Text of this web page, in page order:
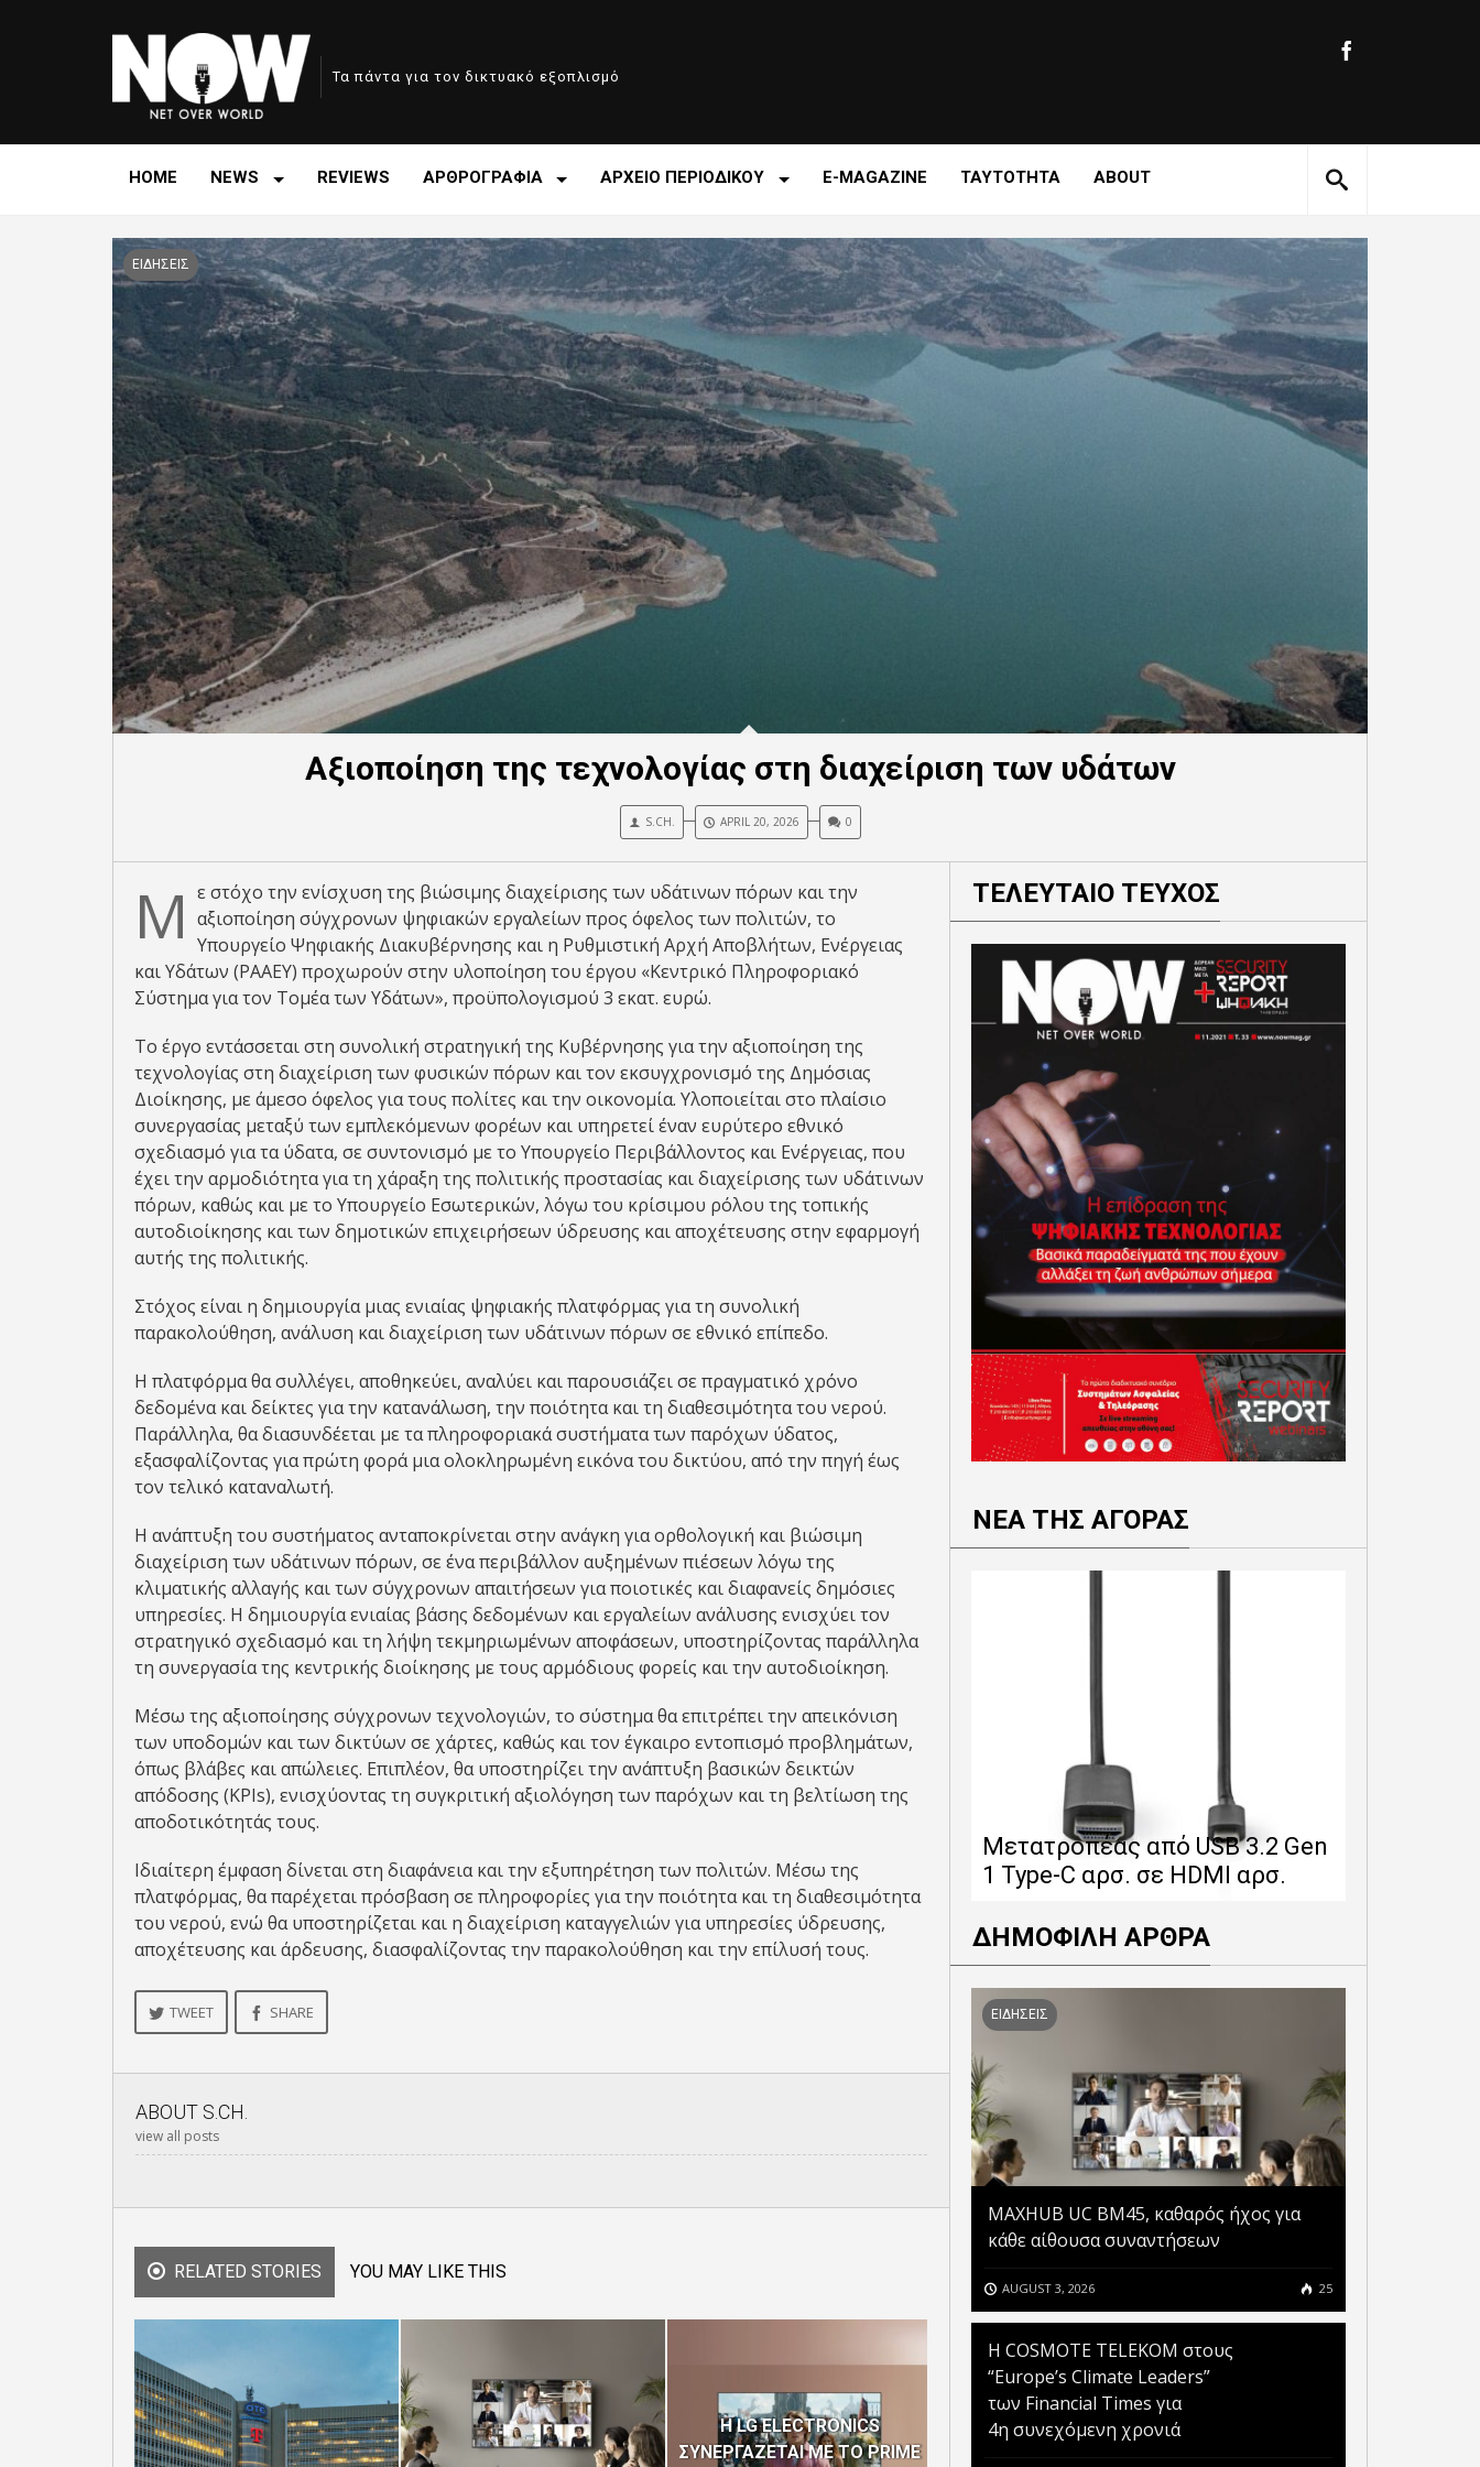
Τα πάντα για τον δικτυακό εξοπλισμό
HOME NEWS REVIEWS ΑΡΘΡΟΓΡΑΦΙΑ ΑΡΧΕΙΟ ΠΕΡΙΟΔΙΚΟΥ E-MAGAZINE ΤΑΥΤΟΤΗΤΑ ABOUT
ΕΙΔΗΣΕΙΣ
Αξιοποίηση της τεχνολογίας στη διαχείριση των υδάτων
S.CH. APRIL 20, 2026 0
Μ ε στόχο την ενίσχυση της βιώσιμης διαχείρισης των υδάτινων πόρων και την
αξιοποίηση σύγχρονων ψηφιακών εργαλείων προς όφελος των πολιτών, το
Υπουργείο Ψηφιακής Διακυβέρνησης και η Ρυθμιστική Αρχή Αποβλήτων, Ενέργειας
και Υδάτων (ΡΑΑΕΥ) προχωρούν στην υλοποίηση του έργου «Κεντρικό Πληροφοριακό
Σύστημα για τον Τομέα των Υδάτων», προϋπολογισμού 3 εκατ. ευρώ.
Το έργο εντάσσεται στη συνολική στρατηγική της Κυβέρνησης για την αξιοποίηση της
τεχνολογίας στη διαχείριση των φυσικών πόρων και τον εκσυγχρονισμό της Δημόσιας
Διοίκησης, με άμεσο όφελος για τους πολίτες και την οικονομία. Υλοποιείται στο πλαίσιο
συνεργασίας μεταξύ των εμπλεκόμενων φορέων και υπηρετεί έναν ευρύτερο εθνικό
σχεδιασμό για τα ύδατα, σε συντονισμό με το Υπουργείο Περιβάλλοντος και Ενέργειας, που
έχει την αρμοδιότητα για τη χάραξη της πολιτικής προστασίας και διαχείρισης των υδάτινων
πόρων, καθώς και με το Υπουργείο Εσωτερικών, λόγω του κρίσιμου ρόλου της τοπικής
αυτοδιοίκησης και των δημοτικών επιχειρήσεων ύδρευσης και αποχέτευσης στην εφαρμογή
αυτής της πολιτικής.
Στόχος είναι η δημιουργία μιας ενιαίας ψηφιακής πλατφόρμας για τη συνολική
παρακολούθηση, ανάλυση και διαχείριση των υδάτινων πόρων σε εθνικό επίπεδο.
Η πλατφόρμα θα συλλέγει, αποθηκεύει, αναλύει και παρουσιάζει σε πραγματικό χρόνο
δεδομένα και δείκτες για την κατανάλωση, την ποιότητα και τη διαθεσιμότητα του νερού.
Παράλληλα, θα διασυνδέεται με τα πληροφοριακά συστήματα των παρόχων ύδατος,
εξασφαλίζοντας για πρώτη φορά μια ολοκληρωμένη εικόνα του δικτύου, από την πηγή έως
τον τελικό καταναλωτή.
Η ανάπτυξη του συστήματος ανταποκρίνεται στην ανάγκη για ορθολογική και βιώσιμη
διαχείριση των υδάτινων πόρων, σε ένα περιβάλλον αυξημένων πιέσεων λόγω της
κλιματικής αλλαγής και των σύγχρονων απαιτήσεων για ποιοτικές και διαφανείς δημόσιες
υπηρεσίες. Η δημιουργία ενιαίας βάσης δεδομένων και εργαλείων ανάλυσης ενισχύει τον
στρατηγικό σχεδιασμό και τη λήψη τεκμηριωμένων αποφάσεων, υποστηρίζοντας παράλληλα
τη συνεργασία της κεντρικής διοίκησης με τους αρμόδιους φορείς και την αυτοδιοίκηση.
Μέσω της αξιοποίησης σύγχρονων τεχνολογιών, το σύστημα θα επιτρέπει την απεικόνιση
των υποδομών και των δικτύων σε χάρτες, καθώς και τον έγκαιρο εντοπισμό προβλημάτων,
όπως βλάβες και απώλειες. Επιπλέον, θα υποστηρίζει την ανάπτυξη βασικών δεικτών
απόδοσης (KPIs), ενισχύοντας τη συγκριτική αξιολόγηση των παρόχων και τη βελτίωση της
αποδοτικότητάς τους.
Ιδιαίτερη έμφαση δίνεται στη διαφάνεια και την εξυπηρέτηση των πολιτών. Μέσω της
πλατφόρμας, θα παρέχεται πρόσβαση σε πληροφορίες για την ποιότητα και τη διαθεσιμότητα
του νερού, ενώ θα υποστηρίζεται και η διαχείριση καταγγελιών για υπηρεσίες ύδρευσης,
αποχέτευσης και άρδευσης, διασφαλίζοντας την παρακολούθηση και την επίλυσή τους.
TWEET SHARE
ABOUT S.CH.
view all posts
RELATED STORIES YOU MAY LIKE THIS
H LG ELECTRONICS
ΣΥΝΕΡΓΑΖΕΤΑΙ ΜΕ ΤΟ PRIME
ΤΕΛΕΥΤΑΙΟ ΤΕΥΧΟΣ
ΝΕΑ ΤΗΣ ΑΓΟΡΑΣ
Μετατροπέας από USB 3.2 Gen
1 Type-C αρσ. σε HDMI αρσ.
ΔΗΜΟΦΙΛΗ ΑΡΘΡΑ
ΕΙΔΗΣΕΙΣ
MAXHUB UC BM45, καθαρός ήχος για
κάθε αίθουσα συναντήσεων
AUGUST 3, 2026 25
Η COSMOTE TELEKOM στους
“Europe’s Climate Leaders”
των Financial Times για
4η συνεχόμενη χρονιά